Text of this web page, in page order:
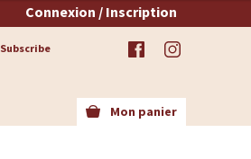
Connexion / Inscription
Mon panier
Subscribe